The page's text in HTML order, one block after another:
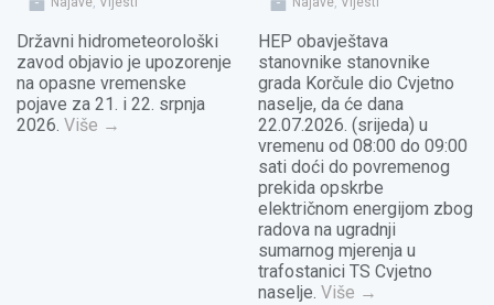
Državni hidrometeorološki
zavod objavio je upozorenje
na opasne vremenske
pojave za 21. i 22. srpnja
2026. Više →
HEP obavještava
stanovnike stanovnike
grada Korčule dio Cvjetno
naselje, da će dana
22.07.2026. (srijeda) u
vremenu od 08:00 do 09:00
sati doći do povremenog
prekida opskrbe
električnom energijom zbog
radova na ugradnji
sumarnog mjerenja u
trafostanici TS Cvjetno
naselje.Više →